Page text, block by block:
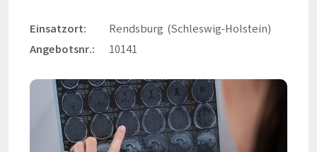
Einsatzort:
Rendsburg (Schleswig-Holstein)
Angebotsnr.:
10141